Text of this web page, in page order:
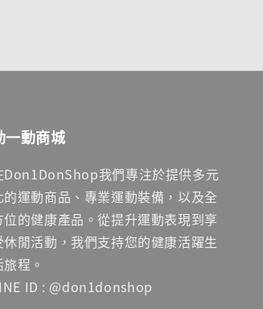
一動商城
Don1DonShop我們專注於提供多元
的運動商品、專業運動裝備，以及全
位的健康產品。從提升運動表現到享
休閒活動，我們支持您的健康活躍生
旅程。
ID : @don1donshop